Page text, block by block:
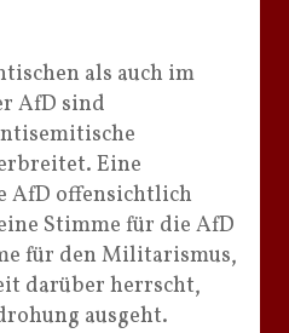
als auch im
AfD sind
Eine
AfD offensichtlich
Stimme für die AfD
für den Militarismus,
darüber herrscht,
ausgeht.